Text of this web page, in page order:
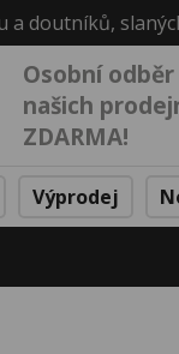
a doutníků,
Osobní
našich
ZDARMA!
Výprodej